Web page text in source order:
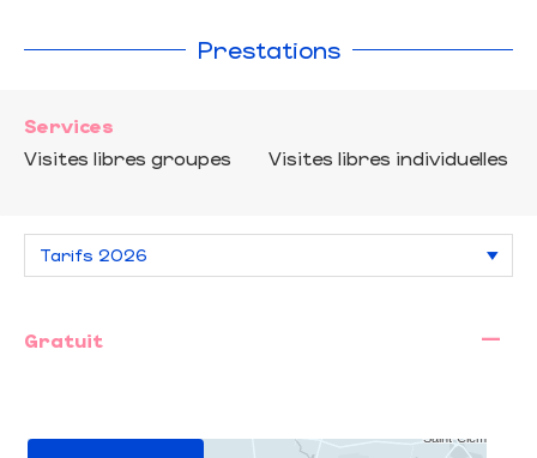
Prestations
Services
Visites libres groupes
Visites libres individuelles
Gratuit —